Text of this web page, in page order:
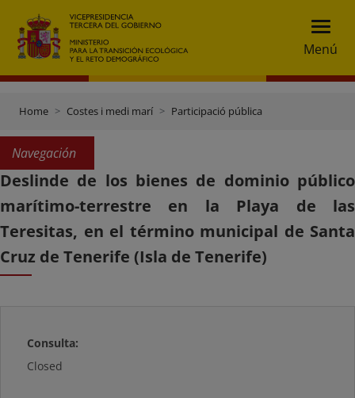
Menú
Home Costes i medi marí Participació pública
Navegación
Deslinde de los bienes de dominio público
marítimo-terrestre en la Playa de las
Teresitas, en el término municipal de Santa
Cruz de Tenerife (Isla de Tenerife)
Consulta:
Closed